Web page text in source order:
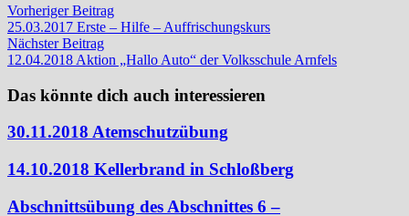
Beitragsnavigation
Vorheriger BeitragVorheriger
Beitrag:
25.03.2017 Erste – Hilfe – Auffrischungskurs
Nächster BeitragNächster
Beitrag:
12.04.2018 Aktion „Hallo Auto“ der Volksschule Arnfels
Das könnte dich auch interessieren
30.11.2018 Atemschutzübung
14.10.2018 Kellerbrand in Schloßberg
Abschnittsübung des Abschnittes 6 –